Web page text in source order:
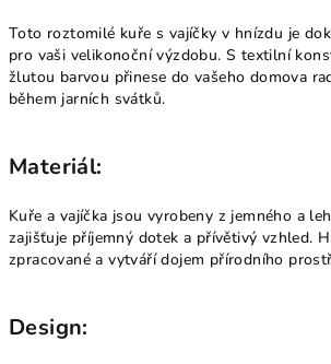
Toto roztomilé kuře s vajíčky v hnízdu je
pro vaši velikonoční výzdobu. S textilní
žlutou barvou přinese do vašeho domova
během jarních svátků.
Materiál:
Kuře a vajíčka jsou vyrobeny z jemného a
zajišťuje příjemný dotek a přívětivý vzhled.
zpracované a vytváří dojem přírodního
Design: